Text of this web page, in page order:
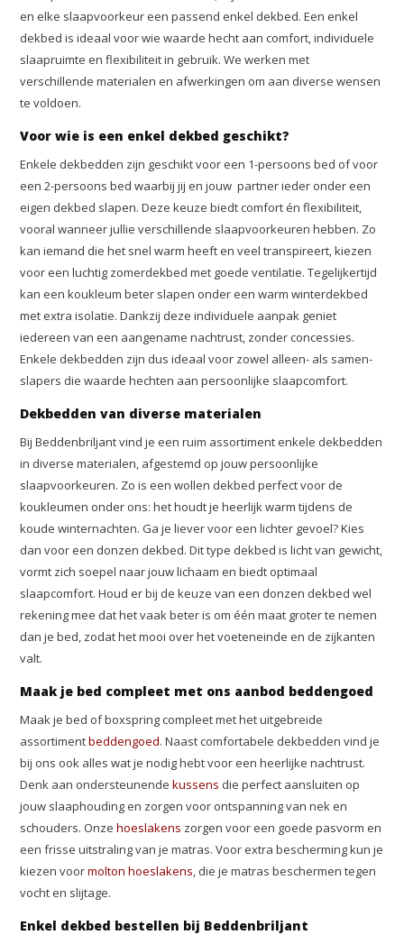
en elke slaapvoorkeur een passend enkel dekbed. Een enkel
dekbed is ideaal voor wie waarde hecht aan comfort, individuele
slaapruimte en flexibiliteit in gebruik. We werken met
verschillende materialen en afwerkingen om aan diverse wensen
te voldoen.
Voor wie is een enkel dekbed geschikt?
Enkele dekbedden zijn geschikt voor een 1-persoons bed of voor
een 2-persoons bed waarbij jij en jouw partner ieder onder een
eigen dekbed slapen. Deze keuze biedt comfort én flexibiliteit,
vooral wanneer jullie verschillende slaapvoorkeuren hebben. Zo
kan iemand die het snel warm heeft en veel transpireert, kiezen
voor een luchtig zomerdekbed met goede ventilatie. Tegelijkertijd
kan een koukleum beter slapen onder een warm winterdekbed
met extra isolatie. Dankzij deze individuele aanpak geniet
iedereen van een aangename nachtrust, zonder concessies.
Enkele dekbedden zijn dus ideaal voor zowel alleen- als samen-
slapers die waarde hechten aan persoonlijke slaapcomfort.
Dekbedden van diverse materialen
Bij Beddenbriljant vind je een ruim assortiment enkele dekbedden
in diverse materialen, afgestemd op jouw persoonlijke
slaapvoorkeuren. Zo is een wollen dekbed perfect voor de
koukleumen onder ons: het houdt je heerlijk warm tijdens de
koude winternachten. Ga je liever voor een lichter gevoel? Kies
dan voor een donzen dekbed. Dit type dekbed is licht van gewicht,
vormt zich soepel naar jouw lichaam en biedt optimaal
slaapcomfort. Houd er bij de keuze van een donzen dekbed wel
rekening mee dat het vaak beter is om één maat groter te nemen
dan je bed, zodat het mooi over het voeteneinde en de zijkanten
valt.
Maak je bed compleet met ons aanbod beddengoed
Maak je bed of boxspring compleet met het uitgebreide
assortimentbeddengoed. Naast comfortabele dekbedden vind je
bij ons ook alles wat je nodig hebt voor een heerlijke nachtrust.
Denk aan ondersteunendekussens die perfect aansluiten op
jouw slaaphouding en zorgen voor ontspanning van nek en
schouders. Onzehoeslakens zorgen voor een goede pasvorm en
een frisse uitstraling van je matras. Voor extra bescherming kun je
kiezen voormolton hoeslakens, die je matras beschermen tegen
vocht en slijtage.
Enkel dekbed bestellen bij Beddenbriljant